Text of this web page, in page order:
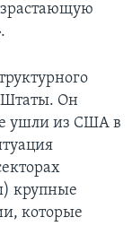
Штаты. Он
ушли из США в
крупные
которые